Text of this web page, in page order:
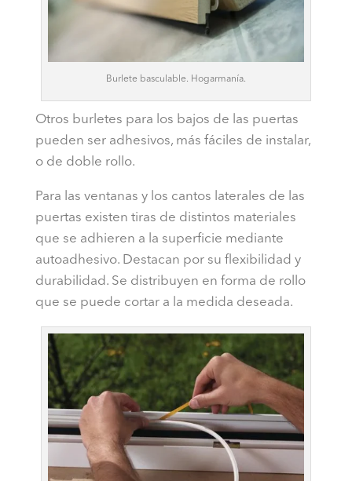
Burlete basculable. Hogarmanía.
Otros burletes para los bajos de las puertas
pueden ser adhesivos, más fáciles de instalar,
o de doble rollo.
Para las ventanas y los cantos laterales de las
puertas existen tiras de distintos materiales
que se adhieren a la superficie mediante
autoadhesivo. Destacan por su flexibilidad y
durabilidad. Se distribuyen en forma de rollo
que se puede cortar a la medida deseada.